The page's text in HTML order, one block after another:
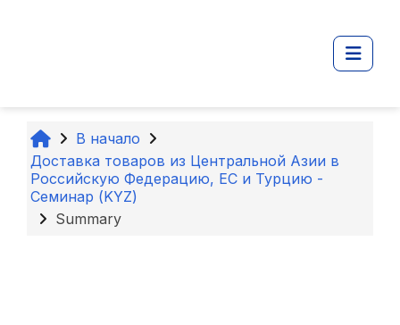
В начало
Доставка товаров из Центральной Азии в
Российскую Федерацию, ЕС и Турцию -
Семинар (KYZ)
Summary